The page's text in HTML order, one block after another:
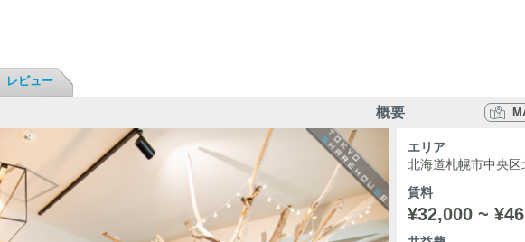
レビュー
概要
エリア
北海道札幌市中央
賃料
¥32,000 ~